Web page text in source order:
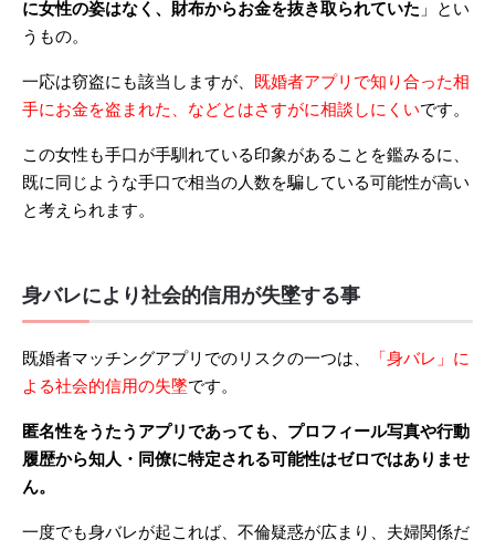
に女性の姿はなく、財布からお金を抜き取られていた 」とい
うもの。
一応は窃盗にも該当しますが、
既婚者アプリで知り合った相
手にお金を盗まれた、などとはさすがに相談しにくいです。
この女性も手口が手馴れている印象があることを鑑みるに、
既に同じような手口で相当の人数を騙している可能性が高い
と考えられます。
身バレにより社会的信用が失墜する事
既婚者マッチングアプリでのリスクの一つは、
「身バレ」に
よる社会的信用の失墜です。
匿名性をうたうアプリであっても、プロフィール写真や行動
履歴から知人・同僚に特定される可能性はゼロではありませ
ん。
一度でも身バレが起これば、不倫疑惑が広まり、夫婦関係だ